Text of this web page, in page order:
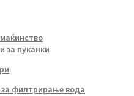
за пуканки
за филтрирање вода